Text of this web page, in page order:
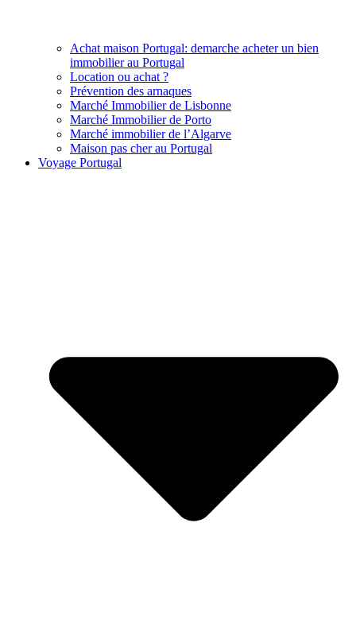
Achat maison Portugal: demarche acheter un bien
immobilier au Portugal
Location ou achat ?
Prévention des arnaques
Marché Immobilier de Lisbonne
Marché Immobilier de Porto
Marché immobilier de l’Algarve
Maison pas cher au Portugal
Voyage Portugal